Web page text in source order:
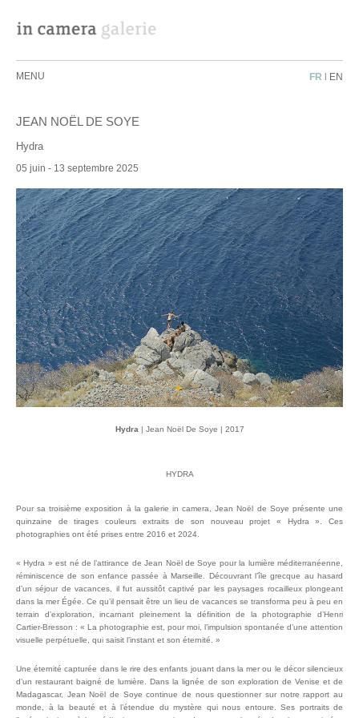
MENU FR | EN
JEAN NOËL DE SOYE
Hydra
05 juin - 13 septembre 2025
Hydra | Jean Noël De Soye | 2016
Hydra | Jean Noël De Soye | 2017
Hydra| Jean Noël De Soye | 2016
Hydra | Jean Noël De Soye | 2020
| Jean Noël De Soye | 2017
| Jean Noël De Soye | 2018
Hydra | Jean Noël De Soye | 2021
Hydra | Jean Noël De Soye | 2024
Hydra | Jean Noël De Soye | 2017
| Jean Noël De Soye | 2021
Hydra| Jean Noël De Soye | 2018
Hydra | Jean Noël De Soye | 2016
Hydra | Jean Noël De Soye | 2017
HYDRA
Pour sa troisième exposition à la galerie in camera, Jean Noël de Soye présente une
quinzaine de tirages couleurs extraits de son nouveau projet « Hydra ». Ces
photographies ont été prises entre 2016 et 2024.
« Hydra » est né de l’attirance de Jean Noël de Soye pour la lumière méditerranéenne,
réminiscence de son enfance passée à Marseille. Découvrant l’île grecque au hasard
d’un séjour de vacances, il fut aussitôt captivé par les paysages rocailleux plongeant
dans la mer Égée. Ce qu’il pensait être un lieu de vacances se transforma peu à peu en
terrain d’exploration, incarnant pleinement la définition de la photographie d’Henri
Cartier-Bresson : « La photographie est, pour moi, l’impulsion spontanée d’une attention
visuelle perpétuelle, qui saisit l’instant et son éternité. »
Une éternité capturée dans le rire des enfants jouant dans la mer ou le décor silencieux
d’un restaurant baigné de lumière. Dans la lignée de son exploration de Venise et de
Madagascar, Jean Noël de Soye continue de nous questionner sur notre rapport au
monde, à la beauté et à l’étendue du mystère qui nous entoure. Ses portraits de